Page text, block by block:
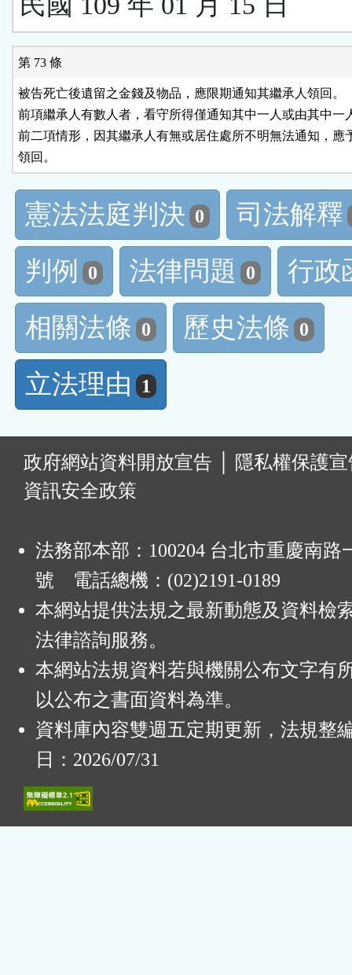
第 73 條
被告死亡後遺留之金錢及物品，應限期通知其繼承人領回。
前項繼承人有數人者，看守所得僅通知其中一人或由其中一
前二項情形，因其繼承人有無或居住處所不明無法通知，應
領回。
憲法法庭判決 0
司法解釋
判例
0 法律問題 0
行政
相關法條 0 歷史法條 0
立法理由 1
政府網站資料開放宣告
隱私權保護
資訊安全政策
法務部本部：100204 台北市重慶南路
號 電話總機：(02)2191-0189
本網站提供法規之最新動態及資料檢
法律諮詢服務。
本網站法規資料若與機關公布文字有
以公布之書面資料為準。
資料庫內容雙週五定期更新，法規整
日：2026/07/31